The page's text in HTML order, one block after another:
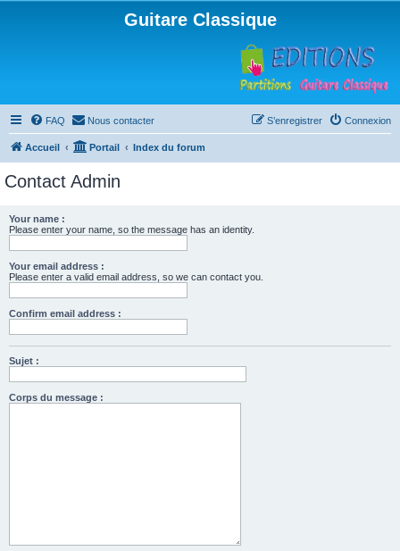
Guitare Classique
FAQ Nous contacter Connexion
S’enregistrer
Accueil Portail Index du forum
Contact Admin
Your name :
Please enter your name, so the message has an identity.
Your email address :
Please enter a valid email address, so we can contact you.
Confirm email address :
Sujet :
Corps du message :